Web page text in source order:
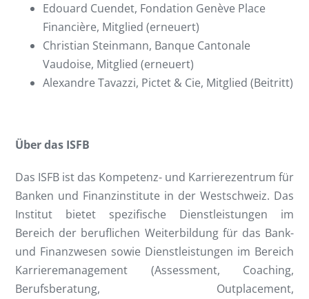
Edouard Cuendet, Fondation Genève Place
Financière, Mitglied (erneuert)
Christian Steinmann, Banque Cantonale
Vaudoise, Mitglied (erneuert)
Alexandre Tavazzi, Pictet & Cie, Mitglied (Beitritt)
Über das ISFB
Das ISFB ist das Kompetenz- und Karrierezentrum für
Banken und Finanzinstitute in der Westschweiz. Das
Institut bietet spezifische Dienstleistungen im
Bereich der beruflichen Weiterbildung für das Bank-
und Finanzwesen sowie Dienstleistungen im Bereich
Karrieremanagement (Assessment, Coaching,
Berufsberatung, Outplacement,